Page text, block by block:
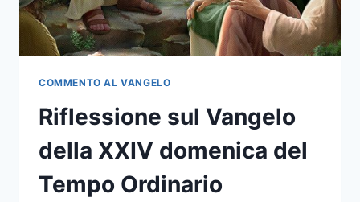
COMMENTO AL VANGELO
Riflessione sul Vangelo
della XXIV domenica del
Tempo Ordinario